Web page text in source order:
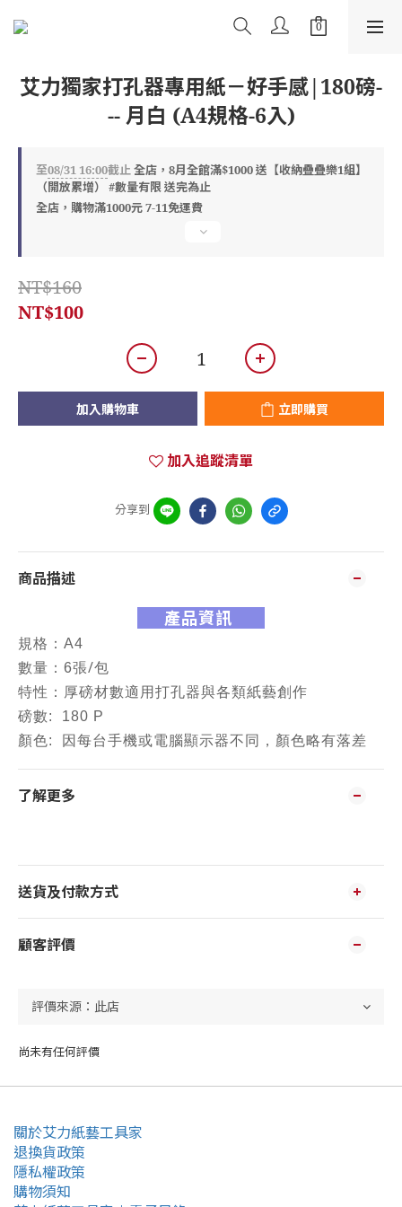
艾力獨家打孔器專用紙－好手感|180磅-
-- 月白 (A4規格-6入)
至08/31 16:00截止全店，8月全館滿$1000 送【收納疊疊樂1組】
（開放累增） #數量有限 送完為止
全店，購物滿1000元 7-11免運費
NT$160
NT$100
加入購物車 立即購買
加入追蹤清單
分享到
商品描述
產品資訊
規格：A4
數量：6張/包
特性： 厚磅材數適用打孔器與各類紙藝創作
磅數: 180 P
顏色: 因每台手機或電腦顯示器不同，顏色略有落差
了解更多
送貨及付款方式
顧客評價
尚未有任何評價
關於艾力紙藝工具家
退換貨政策
隱私權政策
購物須知